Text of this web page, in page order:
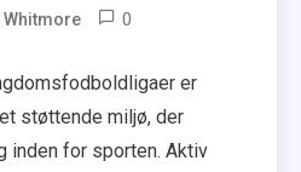
Whitmore 0
er
støttende miljø, der
inden for sporten. Aktiv